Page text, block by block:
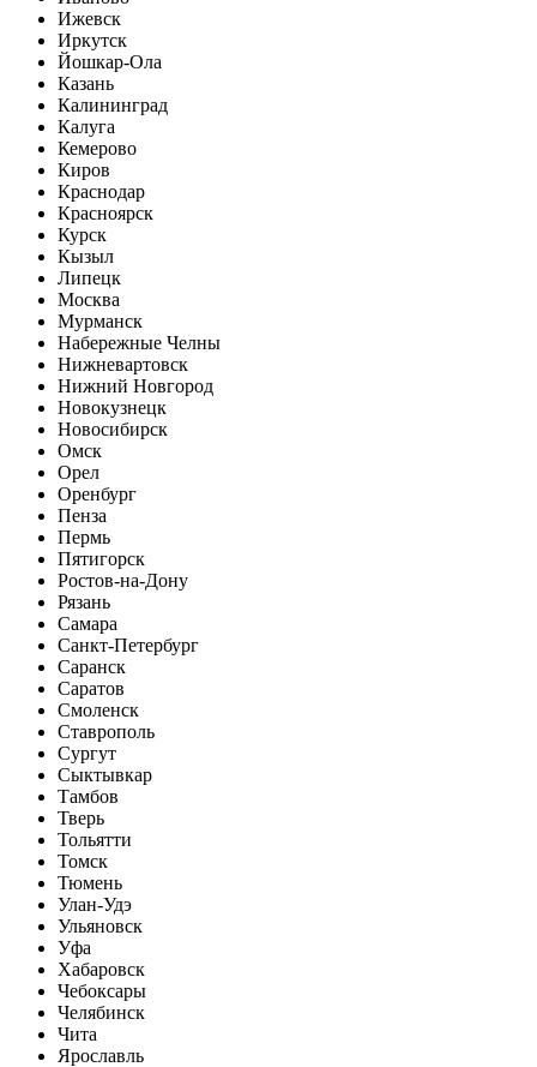
Ижевск
Иркутск
Йошкар-Ола
Казань
Калининград
Калуга
Кемерово
Киров
Краснодар
Красноярск
Курск
Кызыл
Липецк
Москва
Мурманск
Набережные Челны
Нижневартовск
Нижний Новгород
Новокузнецк
Новосибирск
Омск
Орел
Оренбург
Пенза
Пермь
Пятигорск
Ростов-на-Дону
Рязань
Самара
Санкт-Петербург
Саранск
Саратов
Смоленск
Ставрополь
Сургут
Сыктывкар
Тамбов
Тверь
Тольятти
Томск
Тюмень
Улан-Удэ
Ульяновск
Уфа
Хабаровск
Чебоксары
Челябинск
Чита
Ярославль